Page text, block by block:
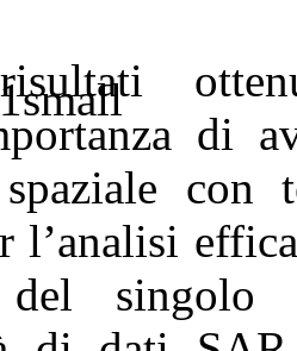
di
l’analisi
del